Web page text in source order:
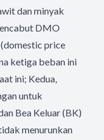
dan minyak
DMO
price
ketiga beban ini
ini; Kedua,
untuk
Bea Keluar (BK)
menurunkan